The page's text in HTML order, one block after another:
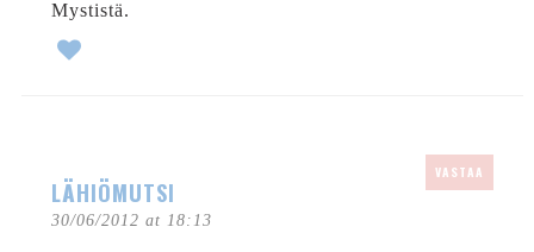
Mystistä.
LÄHIÖMUTSI
30/06/2012 at 18:13
VASTAA